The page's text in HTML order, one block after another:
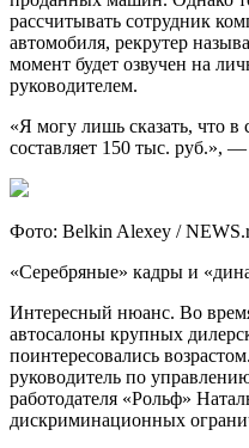
рассчитывать сотрудник
автомобиля, рекрутер
момент будет озвучен на
руководителем.
«Я могу лишь сказать, что в
составляет 150 тыс. руб.»,
Фото: Belkin Alexey /
«Серебряные» кадры и
Интересный нюанс. Во
автосалоны крупных
поинтересовались
руководитель по
работодателя «Рольф»
дискриминационных